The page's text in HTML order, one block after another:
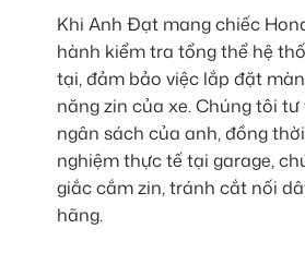
Khi Anh Đạt mang chiếc
hành kiểm tra tổng thể hệ
tại, đảm bảo việc lắp đặt
năng zin của xe. Chúng tôi
ngân sách của anh, đồng
nghiệm thực tế tại garage,
giắc cắm zin, tránh cắt nối
hãng.